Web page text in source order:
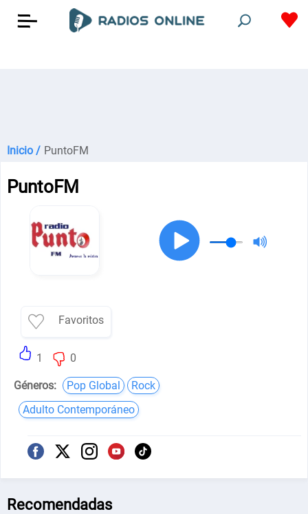
Inicio / PuntoFM
PuntoFM
Favoritos
1 0
Géneros: Pop Global
Rock
Adulto Contemporáneo
Recomendadas